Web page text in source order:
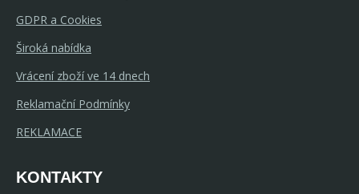
GDPR a Cookies
Široká nabídka
Vrácení zboží ve 14 dnech
Reklamační Podmínky
REKLAMACE
KONTAKTY